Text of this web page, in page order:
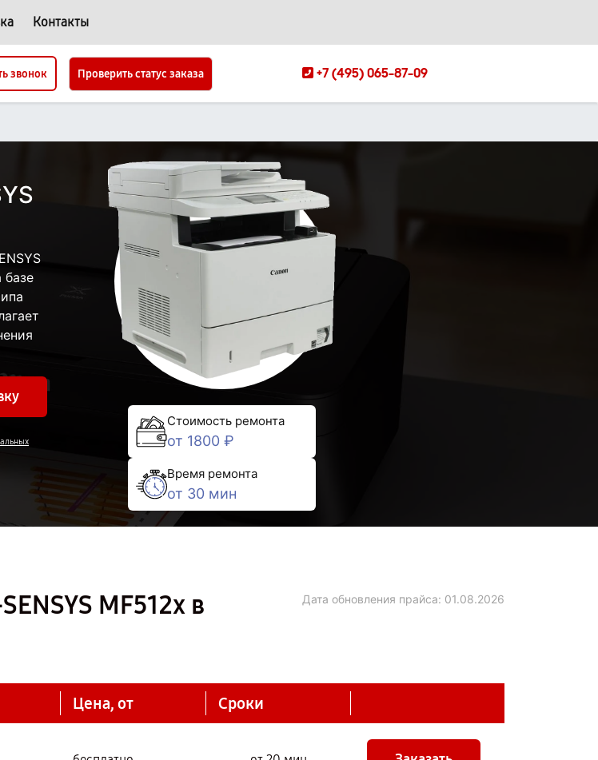
Контакты
звонок Проверить статус заказа +7 (495) 065-87-09
базе
Стоимость ремонта
от 1800 ₽
Время ремонта
от 30 мин
MF512x в
Дата обновления прайса: 01.08.2026
Цена, от Сроки